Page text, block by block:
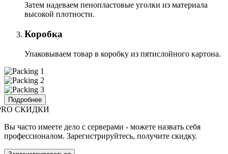
Затем надеваем пенопластовые уголки из материала
высокой плотности.
Коробка
Упаковываем товар в коробку из пятислойного картона.
Подробнее
СКИДКИ
Вы часто имеете дело с серверами - можете назвать себя
профессионалом. Зарегистрируйтесь, получите скидку.